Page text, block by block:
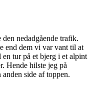
den nedadgående trafik.
end dem vi var vant til at
tur på et bjerg i et alpint
Hende hilste jeg på
side af toppen.